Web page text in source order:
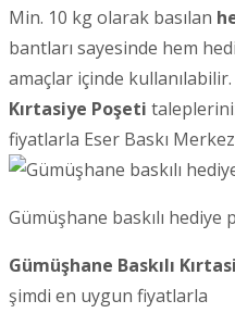
Min. 10 kg olarak basılan
bantları sayesinde hem
amaçlar içinde kullanılabilir.
Kırtasiye Poşeti
fiyatlarla Eser Baskı
Gümüşhane baskılı hediye
Gümüşhane Baskılı
şimdi en uygun fiyatlarla